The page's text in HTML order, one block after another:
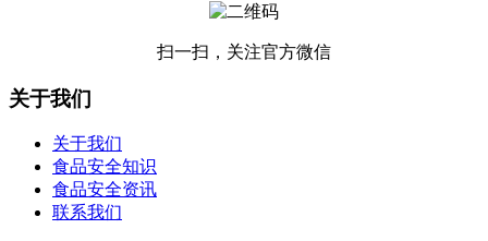
扫一扫，关注官方微信
关于我们
关于我们
食品安全知识
食品安全资讯
联系我们